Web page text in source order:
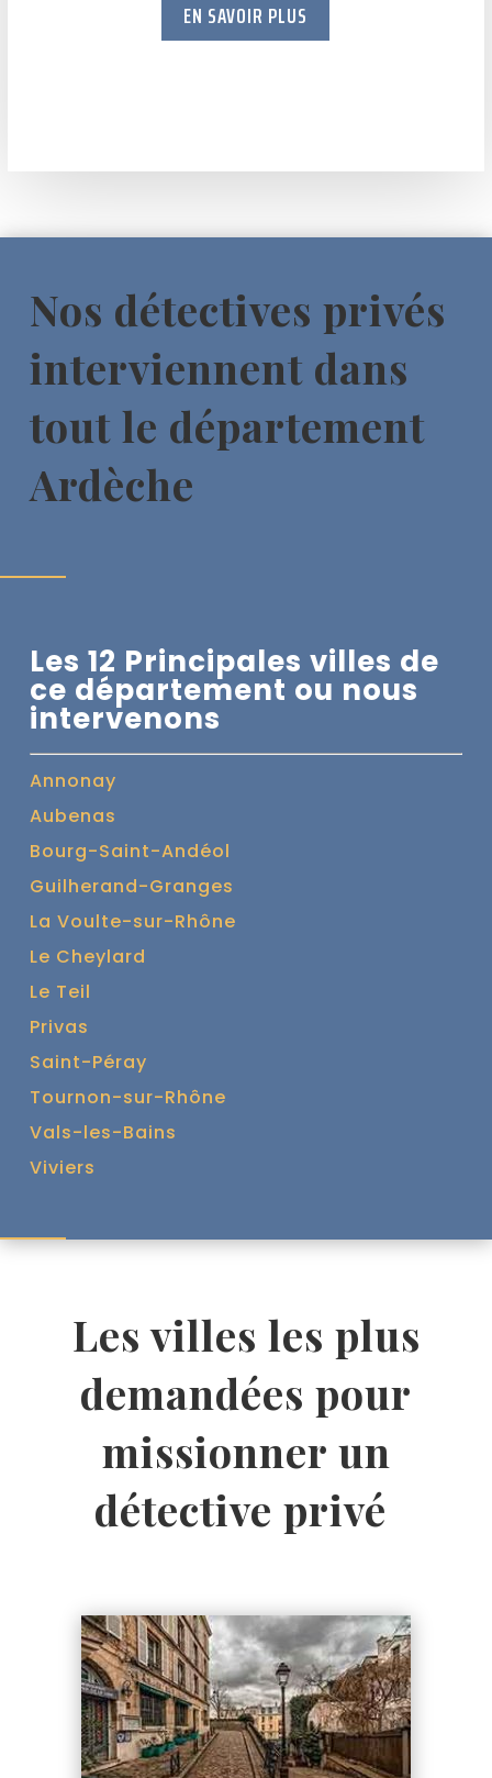
EN SAVOIR PLUS
Nos détectives privés
interviennent dans
tout le département
Ardèche
Les 12 Principales villes de
ce département ou nous
intervenons
Annonay
Aubenas
Bourg-Saint-Andéol
Guilherand-Granges
La Voulte-sur-Rhône
Le Cheylard
Le Teil
Privas
Saint-Péray
Tournon-sur-Rhône
Vals-les-Bains
Viviers
Les villes les plus
demandées pour
missionner un
détective privé